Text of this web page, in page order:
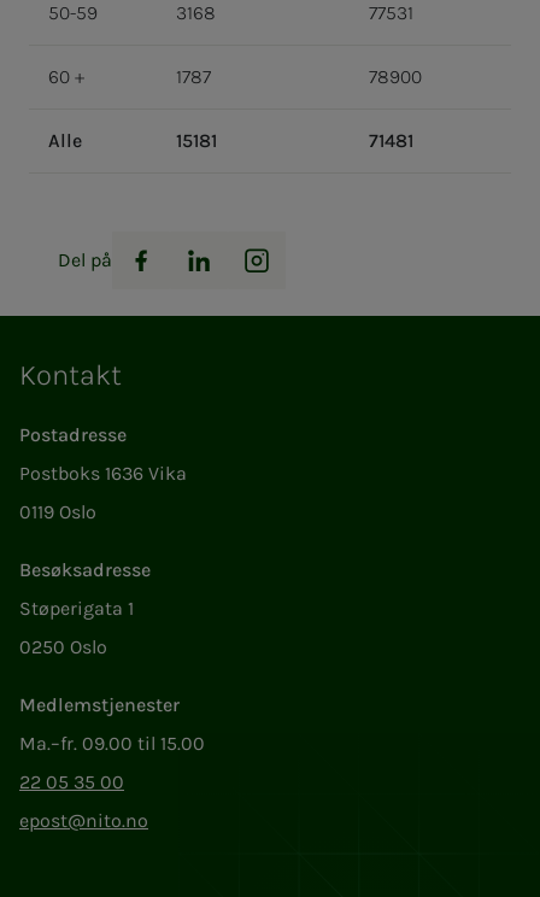
50-59 3168 77531
60 + 1787 78900
Alle 15181 71481
Del på
Facebook
LinkedInInstagram
Kontakt
Postadresse
Postboks 1636 Vika
0119 Oslo
Besøksadresse
Støperigata 1
0250 Oslo
Medlemstjenester
Ma.–fr. 09.00 til 15.00
22 05 35 00
epost@nito.no